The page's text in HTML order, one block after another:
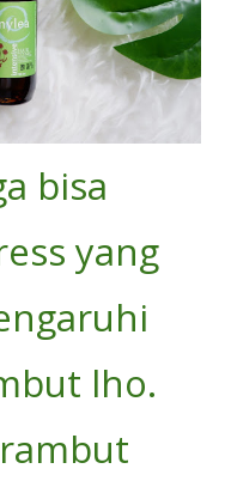
bisa
yang
lho.